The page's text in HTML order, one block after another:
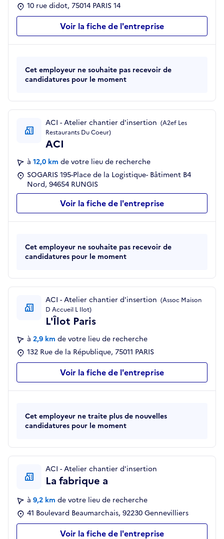
10 rue didot, 75014 PARIS 14
Voir la fiche de l'entreprise
Cet employeur ne souhaite pas recevoir de
candidatures pour le moment
ACI - Atelier chantier d'insertion (A2ef Les
Restaurants Du Coeur)
ACI
à 12,0 km de votre lieu de recherche
SOGARIS 195-Place de la Logistique- Bâtiment B4
Nord, 94654 RUNGIS
Voir la fiche de l'entreprise
Cet employeur ne souhaite pas recevoir de
candidatures pour le moment
ACI - Atelier chantier d'insertion (Assoc Maison
D Accueil L Ilot)
L'Îlot Paris
à 2,9 km de votre lieu de recherche
132 Rue de la République, 75011 PARIS
Voir la fiche de l'entreprise
Cet employeur ne traite plus de nouvelles
candidatures pour le moment
ACI - Atelier chantier d'insertion
La fabrique a
à 9,2 km de votre lieu de recherche
41 Boulevard Beaumarchais, 92230 Gennevilliers
Voir la fiche de l'entreprise